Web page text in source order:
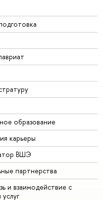
образование
карьеры
ВШЭ
партнерства
и взаимодействие с